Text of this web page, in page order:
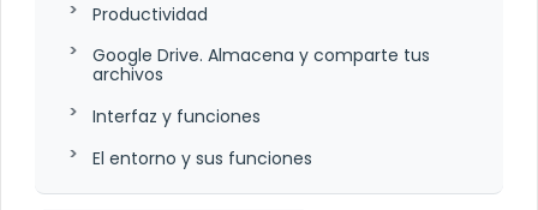
Productividad
Google Drive. Almacena y comparte tus
archivos
Interfaz y funciones
El entorno y sus funciones